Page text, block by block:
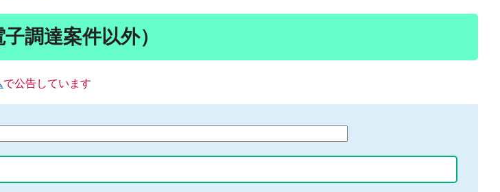
調達案件以外）
で公告しています